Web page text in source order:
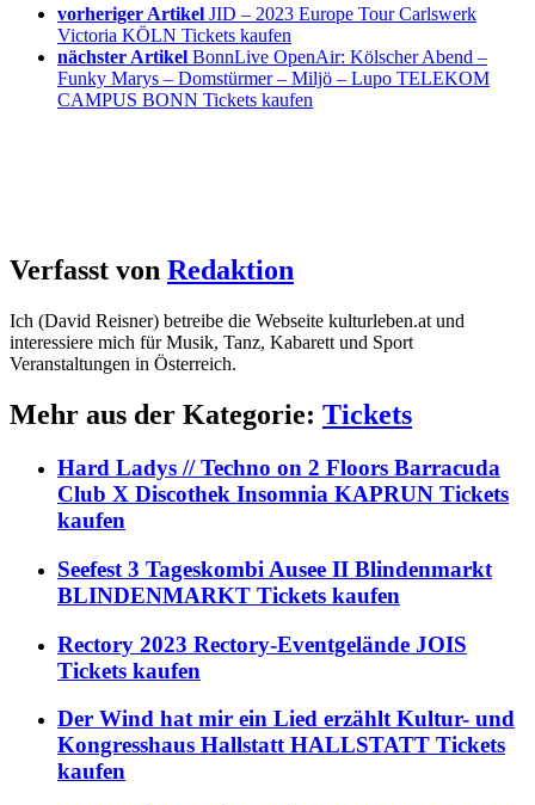
vorheriger Artikel JID – 2023 Europe Tour Carlswerk
Victoria KÖLN Tickets kaufen
nächster Artikel BonnLive OpenAir: Kölscher Abend –
Funky Marys – Domstürmer – Miljö – Lupo TELEKOM
CAMPUS BONN Tickets kaufen
Verfasst von Redaktion
Ich (David Reisner) betreibe die Webseite kulturleben.at und
interessiere mich für Musik, Tanz, Kabarett und Sport
Veranstaltungen in Österreich.
Mehr aus der Kategorie: Tickets
Hard Ladys // Techno on 2 Floors Barracuda
Club X Discothek Insomnia KAPRUN Tickets
kaufen
Seefest 3 Tageskombi Ausee II Blindenmarkt
BLINDENMARKT Tickets kaufen
Rectory 2023 Rectory-Eventgelände JOIS
Tickets kaufen
Der Wind hat mir ein Lied erzählt Kultur- und
Kongresshaus Hallstatt HALLSTATT Tickets
kaufen